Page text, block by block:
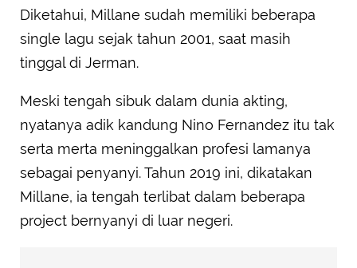
Diketahui, Millane sudah memiliki beberapa
single lagu sejak tahun 2001, saat masih
tinggal di Jerman.
Meski tengah sibuk dalam dunia akting,
nyatanya adik kandung Nino Fernandez itu tak
serta merta meninggalkan profesi lamanya
sebagai penyanyi. Tahun 2019 ini, dikatakan
Millane, ia tengah terlibat dalam beberapa
project bernyanyi di luar negeri.